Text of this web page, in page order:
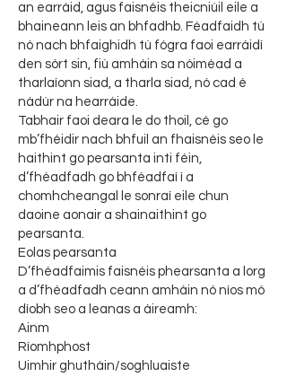
an earráid, agus faisnéis theicniúil eile a
bhaineann leis an bhfadhb. Féadfaidh tú
nó nach bhfaighidh tú fógra faoi earráidí
den sórt sin, fiú amháin sa nóiméad a
tharlaíonn siad, a tharla siad, nó cad é
nádúr na hearráide.
Tabhair faoi deara le do thoil, cé go
mb’fhéidir nach bhfuil an fhaisnéis seo le
haithint go pearsanta inti féin,
d’fhéadfadh go bhféadfaí í a
chomhcheangal le sonraí eile chun
daoine aonair a shainaithint go
pearsanta.
Eolas pearsanta
D’fhéadfaimis faisnéis phearsanta a lorg
a d’fhéadfadh ceann amháin nó níos mó
díobh seo a leanas a áireamh:
Ainm
Ríomhphost
Uimhir ghutháin/soghluaiste